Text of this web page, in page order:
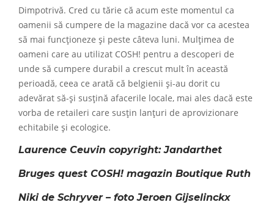
Dimpotrivă. Cred cu tărie că acum este momentul ca
oamenii să cumpere de la magazine dacă vor ca acestea
să mai funcționeze și peste câteva luni. Mulțimea de
oameni care au utilizat COSH! pentru a descoperi de
unde să cumpere durabil a crescut mult în această
perioadă, ceea ce arată că belgienii și-au dorit cu
adevărat să-și susțină afacerile locale, mai ales dacă este
vorba de retaileri care susțin lanțuri de aprovizionare
echitabile și ecologice.
Laurence Ceuvin copyright: Jandarthet
Bruges quest COSH! magazin Boutique Ruth
Niki de Schryver – foto Jeroen Gijselinckx